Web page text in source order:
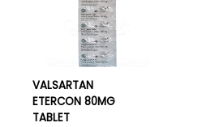
VALSARTAN
ETERCON 80MG
TABLET